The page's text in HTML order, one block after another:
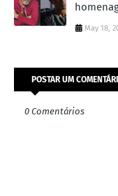
May 18,
POSTAR UM
0 Comentários